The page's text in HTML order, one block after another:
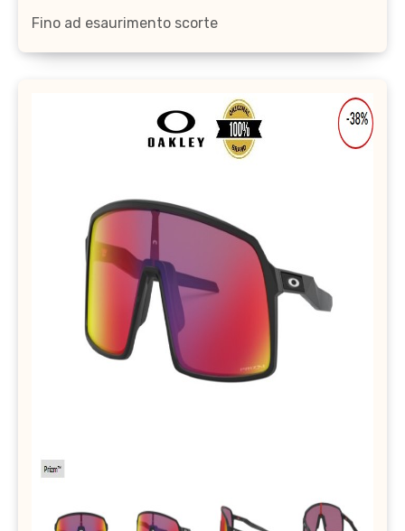
Fino ad esaurimento scorte